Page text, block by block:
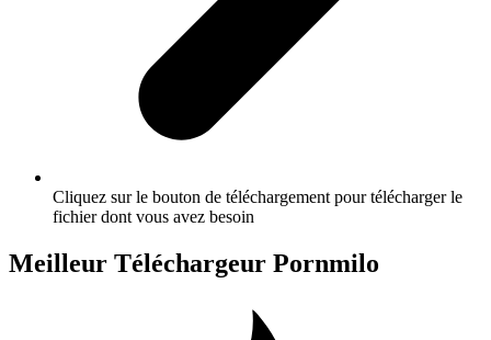
Cliquez sur le bouton de téléchargement pour télécharger le
fichier dont vous avez besoin
Meilleur Téléchargeur Pornmilo